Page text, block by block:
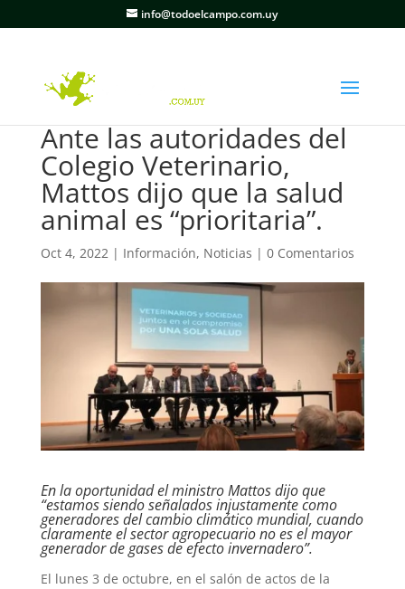
info@todoelcampo.com.uy
Ante las autoridades del
Colegio Veterinario,
Mattos dijo que la salud
animal es “prioritaria”.
Oct 4, 2022| Información, Noticias | 0 Comentarios
En la oportunidad el ministro Mattos dijo que
“estamos siendo señalados injustamente como
generadores del cambio climático mundial, cuando
claramente el sector agropecuario no es el mayor
generador de gases de efecto invernadero”.
El lunes 3 de octubre, en el salón de actos de la